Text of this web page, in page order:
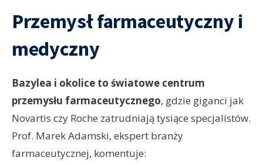
Przemysł farmaceutyczny i
medyczny
Bazylea i okolice to światowe centrum
przemysłu farmaceutycznego, gdzie giganci jak
Novartis czy Roche zatrudniają tysiące specjalistów.
Prof. Marek Adamski, ekspert branży
farmaceutycznej, komentuje: